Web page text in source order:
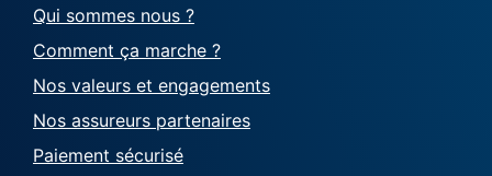
Qui sommes nous ?
Comment ça marche ?
Nos valeurs et engagements
Nos assureurs partenaires
Paiement sécurisé